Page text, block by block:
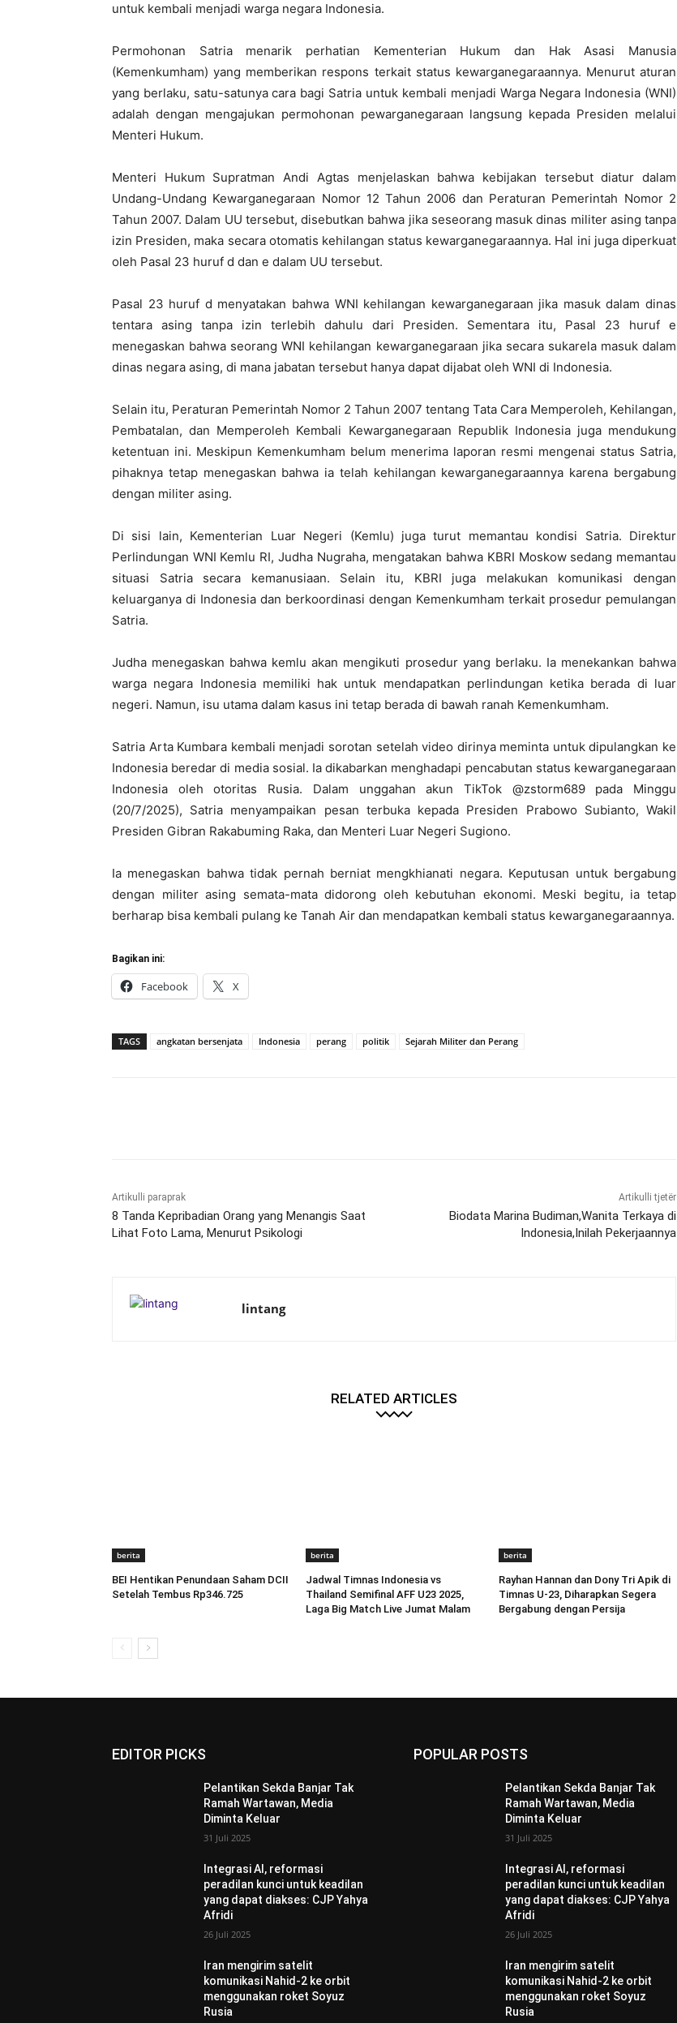
untuk kembali menjadi warga negara Indonesia.
Permohonan Satria menarik perhatian Kementerian Hukum dan Hak Asasi Manusia
(Kemenkumham) yang memberikan respons terkait status kewarganegaraannya. Menurut aturan
yang berlaku, satu-satunya cara bagi Satria untuk kembali menjadi Warga Negara Indonesia (WNI)
adalah dengan mengajukan permohonan pewarganegaraan langsung kepada Presiden melalui
Menteri Hukum.
Menteri Hukum Supratman Andi Agtas menjelaskan bahwa kebijakan tersebut diatur dalam
Undang-Undang Kewarganegaraan Nomor 12 Tahun 2006 dan Peraturan Pemerintah Nomor 2
Tahun 2007. Dalam UU tersebut, disebutkan bahwa jika seseorang masuk dinas militer asing tanpa
izin Presiden, maka secara otomatis kehilangan status kewarganegaraannya. Hal ini juga diperkuat
oleh Pasal 23 huruf d dan e dalam UU tersebut.
Pasal 23 huruf d menyatakan bahwa WNI kehilangan kewarganegaraan jika masuk dalam dinas
tentara asing tanpa izin terlebih dahulu dari Presiden. Sementara itu, Pasal 23 huruf e
menegaskan bahwa seorang WNI kehilangan kewarganegaraan jika secara sukarela masuk dalam
dinas negara asing, di mana jabatan tersebut hanya dapat dijabat oleh WNI di Indonesia.
Selain itu, Peraturan Pemerintah Nomor 2 Tahun 2007 tentang Tata Cara Memperoleh, Kehilangan,
Pembatalan, dan Memperoleh Kembali Kewarganegaraan Republik Indonesia juga mendukung
ketentuan ini. Meskipun Kemenkumham belum menerima laporan resmi mengenai status Satria,
pihaknya tetap menegaskan bahwa ia telah kehilangan kewarganegaraannya karena bergabung
dengan militer asing.
Di sisi lain, Kementerian Luar Negeri (Kemlu) juga turut memantau kondisi Satria. Direktur
Perlindungan WNI Kemlu RI, Judha Nugraha, mengatakan bahwa KBRI Moskow sedang memantau
situasi Satria secara kemanusiaan. Selain itu, KBRI juga melakukan komunikasi dengan
keluarganya di Indonesia dan berkoordinasi dengan Kemenkumham terkait prosedur pemulangan
Satria.
Judha menegaskan bahwa kemlu akan mengikuti prosedur yang berlaku. Ia menekankan bahwa
warga negara Indonesia memiliki hak untuk mendapatkan perlindungan ketika berada di luar
negeri. Namun, isu utama dalam kasus ini tetap berada di bawah ranah Kemenkumham.
Satria Arta Kumbara kembali menjadi sorotan setelah video dirinya meminta untuk dipulangkan ke
Indonesia beredar di media sosial. Ia dikabarkan menghadapi pencabutan status kewarganegaraan
Indonesia oleh otoritas Rusia. Dalam unggahan akun TikTok @zstorm689 pada Minggu
(20/7/2025), Satria menyampaikan pesan terbuka kepada Presiden Prabowo Subianto, Wakil
Presiden Gibran Rakabuming Raka, dan Menteri Luar Negeri Sugiono.
Ia menegaskan bahwa tidak pernah berniat mengkhianati negara. Keputusan untuk bergabung
dengan militer asing semata-mata didorong oleh kebutuhan ekonomi. Meski begitu, ia tetap
berharap bisa kembali pulang ke Tanah Air dan mendapatkan kembali status kewarganegaraannya.
Bagikan ini:
Facebook X
TAGS angkatan bersenjata Indonesia perang politik Sejarah Militer dan Perang
Artikulli paraprak
8 Tanda Kepribadian Orang yang Menangis Saat
Lihat Foto Lama, Menurut Psikologi
Artikulli tjetër
Biodata Marina Budiman,Wanita Terkaya di
Indonesia,Inilah Pekerjaannya
lintang
RELATED ARTICLES
berita
BEI Hentikan Penundaan Saham DCII
Setelah Tembus Rp346.725
berita
Jadwal Timnas Indonesia vs
Thailand Semifinal AFF U23 2025,
Laga Big Match Live Jumat Malam
berita
Rayhan Hannan dan Dony Tri Apik di
Timnas U-23, Diharapkan Segera
Bergabung dengan Persija
EDITOR PICKS
Pelantikan Sekda Banjar Tak
Ramah Wartawan, Media
Diminta Keluar
31 Juli 2025
Integrasi AI, reformasi
peradilan kunci untuk keadilan
yang dapat diakses: CJP Yahya
Afridi
26 Juli 2025
Iran mengirim satelit
komunikasi Nahid-2 ke orbit
menggunakan roket Soyuz
Rusia
POPULAR POSTS
Pelantikan Sekda Banjar Tak
Ramah Wartawan, Media
Diminta Keluar
31 Juli 2025
Integrasi AI, reformasi
peradilan kunci untuk keadilan
yang dapat diakses: CJP Yahya
Afridi
26 Juli 2025
Iran mengirim satelit
komunikasi Nahid-2 ke orbit
menggunakan roket Soyuz
Rusia